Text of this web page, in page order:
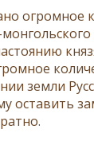
огромное
земли
оставить